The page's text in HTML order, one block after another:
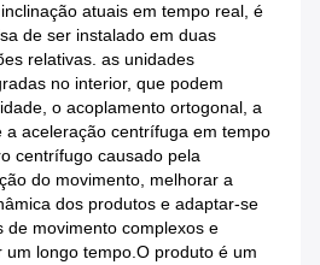
atuais em tempo real, é
de ser instalado em duas
relativas. as unidades
no interior, que podem
o acoplamento ortogonal, a
aceleração centrífuga em tempo
centrífugo causado pela
do movimento, melhorar a
dos produtos e adaptar-se
de movimento complexos e
longo tempo.O produto é um